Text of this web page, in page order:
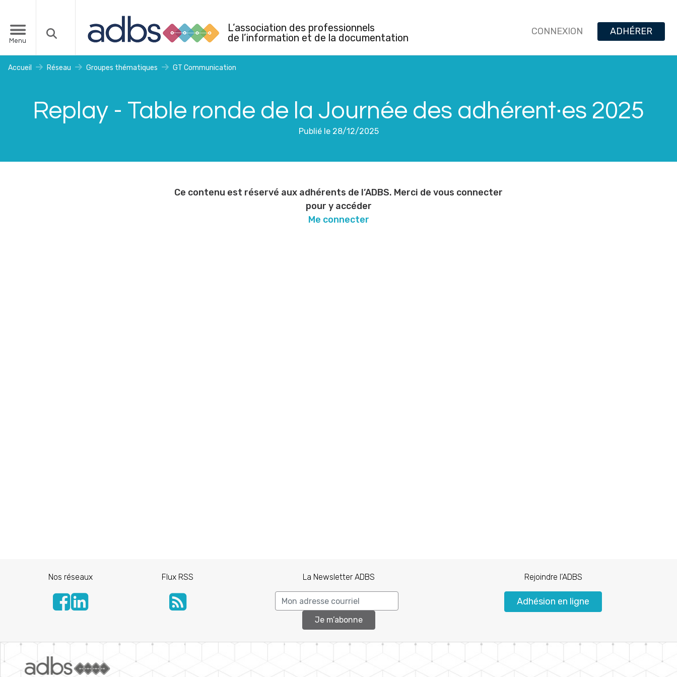
Menu
L’association des professionnels
de l’information et de la documentation
CONNEXION ADHÉRER
Accueil Réseau Groupes thématiques GT Communication
Replay - Table ronde de la Journée des adhérent·es 2025
Publié le 28/12/2025
Ce contenu est réservé aux adhérents de l’ADBS. Merci de vous connecter
pour y accéder
Me connecter
Nos réseaux Flux RSS La Newsletter ADBS
Je m’abonne
Rejoindre l’ADBS
Adhésion en ligne